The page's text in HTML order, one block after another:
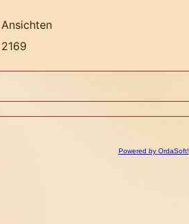
Ansichten
2169
Powered by OrdaSoft!